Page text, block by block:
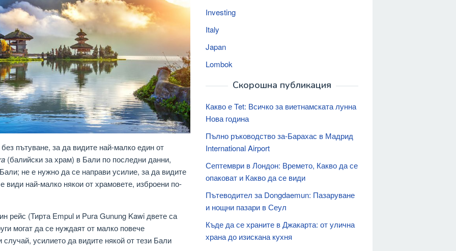
пътуване, за да видите най-малко един от
(балийски за храм) в Бали по последни данни,
не е нужно да се направи усилие, за да видите
види най-малко някои от храмовете, изброени по-
рейс (Тирта Empul и Pura Gunung Kawi двете са
могат да се нуждаят от малко повече
усилието да видите някой от тези Бали
Investing
Italy
Japan
Lombok
Скорошна публикация
Какво е Tet: Всичко за виетнамската лунна
Нова година
Пълно ръководство за-Барахас в Мадрид
International Airport
Септември в Лондон: Времето, Какво да се
опаковат и Какво да се види
Пътеводител за Dongdaemun: Пазаруване
и нощни пазари в Сеул
Къде да се храните в Джакарта: от улична
храна до изискана кухня